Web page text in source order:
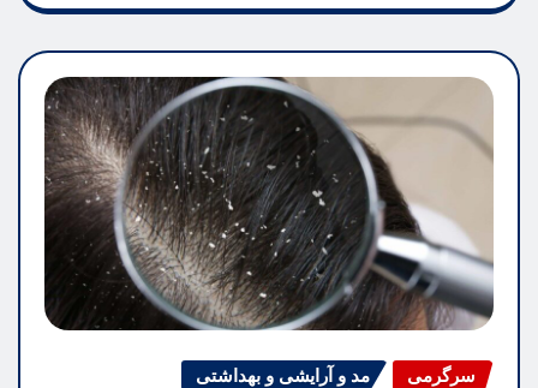
سرگرمی مد و آرایشی و بهداشتی